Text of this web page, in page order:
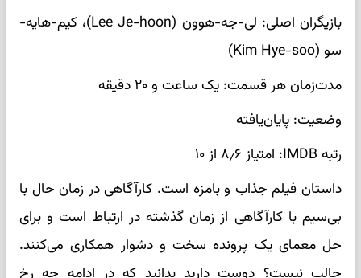
بازیگران اصلی: لی‌-جه-هوون (Lee Je-hoon)، کیم-هایه-
سو (Kim Hye-soo)
مدت‌زمان هر قسمت: یک ساعت و ۲۰ دقیقه
وضعیت: پایان‌یافته
رتبه IMDB: امتیاز ۸٫۶ از ۱۰
داستان فیلم جذاب و بامزه است. کارآگاهی در زمان حال با
بی‌سیم با کارآگاهی از زمان گذشته‌ در ارتباط است و برای
حل معمای یک پرونده سخت و دشوار همکاری می‌کنند.
جالب نیست؟ دوست دارید بدانید که در ادامه چه رخ